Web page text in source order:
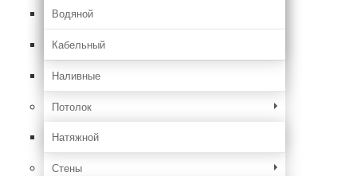
Водяной
Кабельный
Наливные
Потолок
Натяжной
Стены